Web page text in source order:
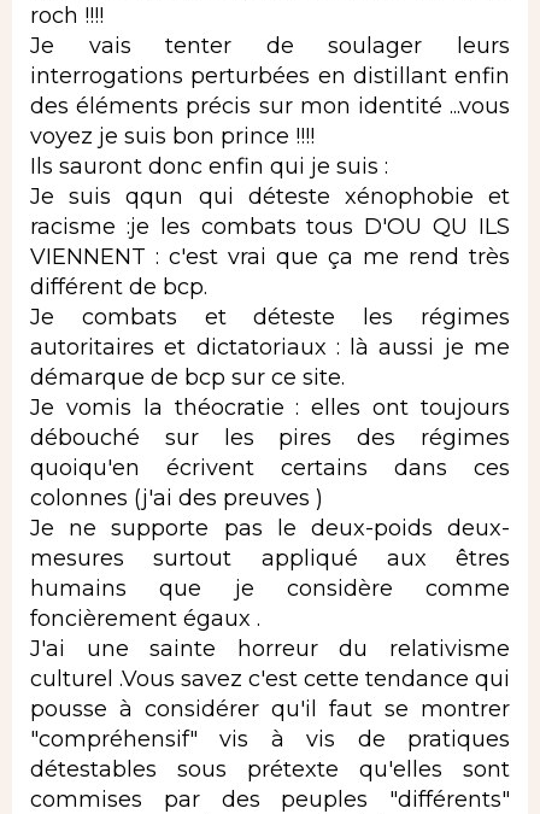
roch !!!!
Je vais tenter de soulager leurs
interrogations perturbées en distillant enfin
des éléments précis sur mon identité ...vous
voyez je suis bon prince !!!!
Ils sauront donc enfin qui je suis :
Je suis qqun qui déteste xénophobie et
racisme :je les combats tous D'OU QU ILS
VIENNENT : c'est vrai que ça me rend très
différent de bcp.
Je combats et déteste les régimes
autoritaires et dictatoriaux : là aussi je me
démarque de bcp sur ce site.
Je vomis la théocratie : elles ont toujours
débouché sur les pires des régimes
quoiqu'en écrivent certains dans ces
colonnes (j'ai des preuves )
Je ne supporte pas le deux-poids deux-
mesures surtout appliqué aux êtres
humains que je considère comme
foncièrement égaux .
J'ai une sainte horreur du relativisme
culturel .Vous savez c'est cette tendance qui
pousse à considérer qu'il faut se montrer
"compréhensif" vis à vis de pratiques
détestables sous prétexte qu'elles sont
commises par des peuples "différents"